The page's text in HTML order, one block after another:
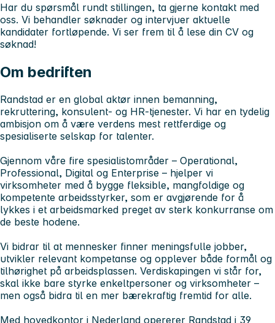
Har du spørsmål rundt stillingen, ta gjerne kontakt med
oss. Vi behandler søknader og intervjuer aktuelle
kandidater fortløpende. Vi ser frem til å lese din CV og
søknad!
Om bedriften
Randstad er en global aktør innen bemanning,
rekruttering, konsulent- og HR-tjenester. Vi har en tydelig
ambisjon om å være verdens mest rettferdige og
spesialiserte selskap for talenter.
Gjennom våre fire spesialistområder – Operational,
Professional, Digital og Enterprise – hjelper vi
virksomheter med å bygge fleksible, mangfoldige og
kompetente arbeidsstyrker, som er avgjørende for å
lykkes i et arbeidsmarked preget av sterk konkurranse om
de beste hodene.
Vi bidrar til at mennesker finner meningsfulle jobber,
utvikler relevant kompetanse og opplever både formål og
tilhørighet på arbeidsplassen. Verdiskapingen vi står for,
skal ikke bare styrke enkeltpersoner og virksomheter –
men også bidra til en mer bærekraftig fremtid for alle.
Med hovedkontor i Nederland opererer Randstad i 39